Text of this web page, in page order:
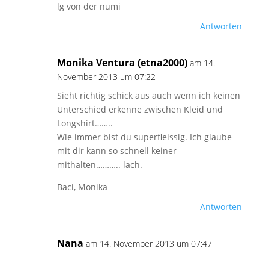
lg von der numi
Antworten
Monika Ventura (etna2000) am 14.
November 2013 um 07:22
Sieht richtig schick aus auch wenn ich keinen
Unterschied erkenne zwischen Kleid und
Longshirt……..
Wie immer bist du superfleissig. Ich glaube
mit dir kann so schnell keiner
mithalten……….. lach.
Baci, Monika
Antworten
Nana am 14. November 2013 um 07:47